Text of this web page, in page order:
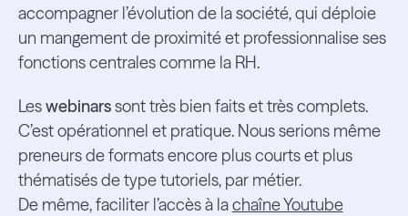
accompagner l’évolution de la société, qui déploie
un mangement de proximité et professionnalise ses
fonctions centrales comme la RH.
Leswebinarssont très bien faits et très complets.
C’est opérationnel et pratique. Nous serions même
preneurs de formats encore plus courts et plus
thématisés de type tutoriels, par métier.
De même, faciliter l’accès à lachaîne Youtube